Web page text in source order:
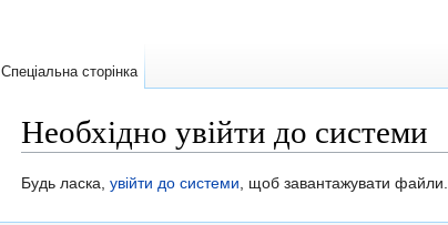
Необхідно увійти до системи
Будь ласка, увійти до системи, щоб завантажувати файли.
Спеціальна сторінка